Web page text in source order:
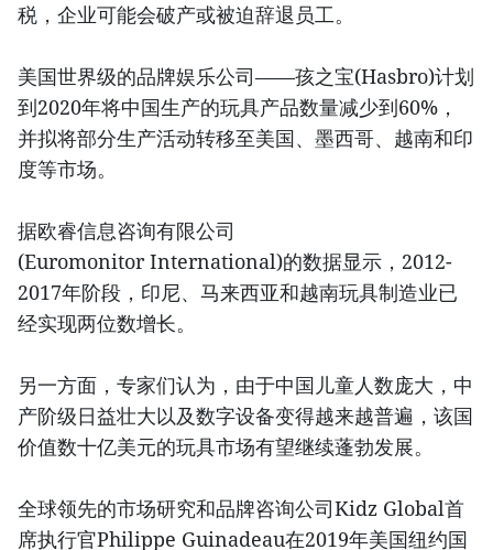
税，企业可能会破产或被迫辞退员工。
美国世界级的品牌娱乐公司——孩之宝(Hasbro)计划
到2020年将中国生产的玩具产品数量减少到60%，
并拟将部分生产活动转移至美国、墨西哥、越南和印
度等市场。
据欧睿信息咨询有限公司
(Euromonitor International)的数据显示，2012-
2017年阶段，印尼、马来西亚和越南玩具制造业已
经实现两位数增长。
另一方面，专家们认为，由于中国儿童人数庞大，中
产阶级日益壮大以及数字设备变得越来越普遍，该国
价值数十亿美元的玩具市场有望继续蓬勃发展。
全球领先的市场研究和品牌咨询公司Kidz Global首
席执行官Philippe Guinadeau在2019年美国纽约国